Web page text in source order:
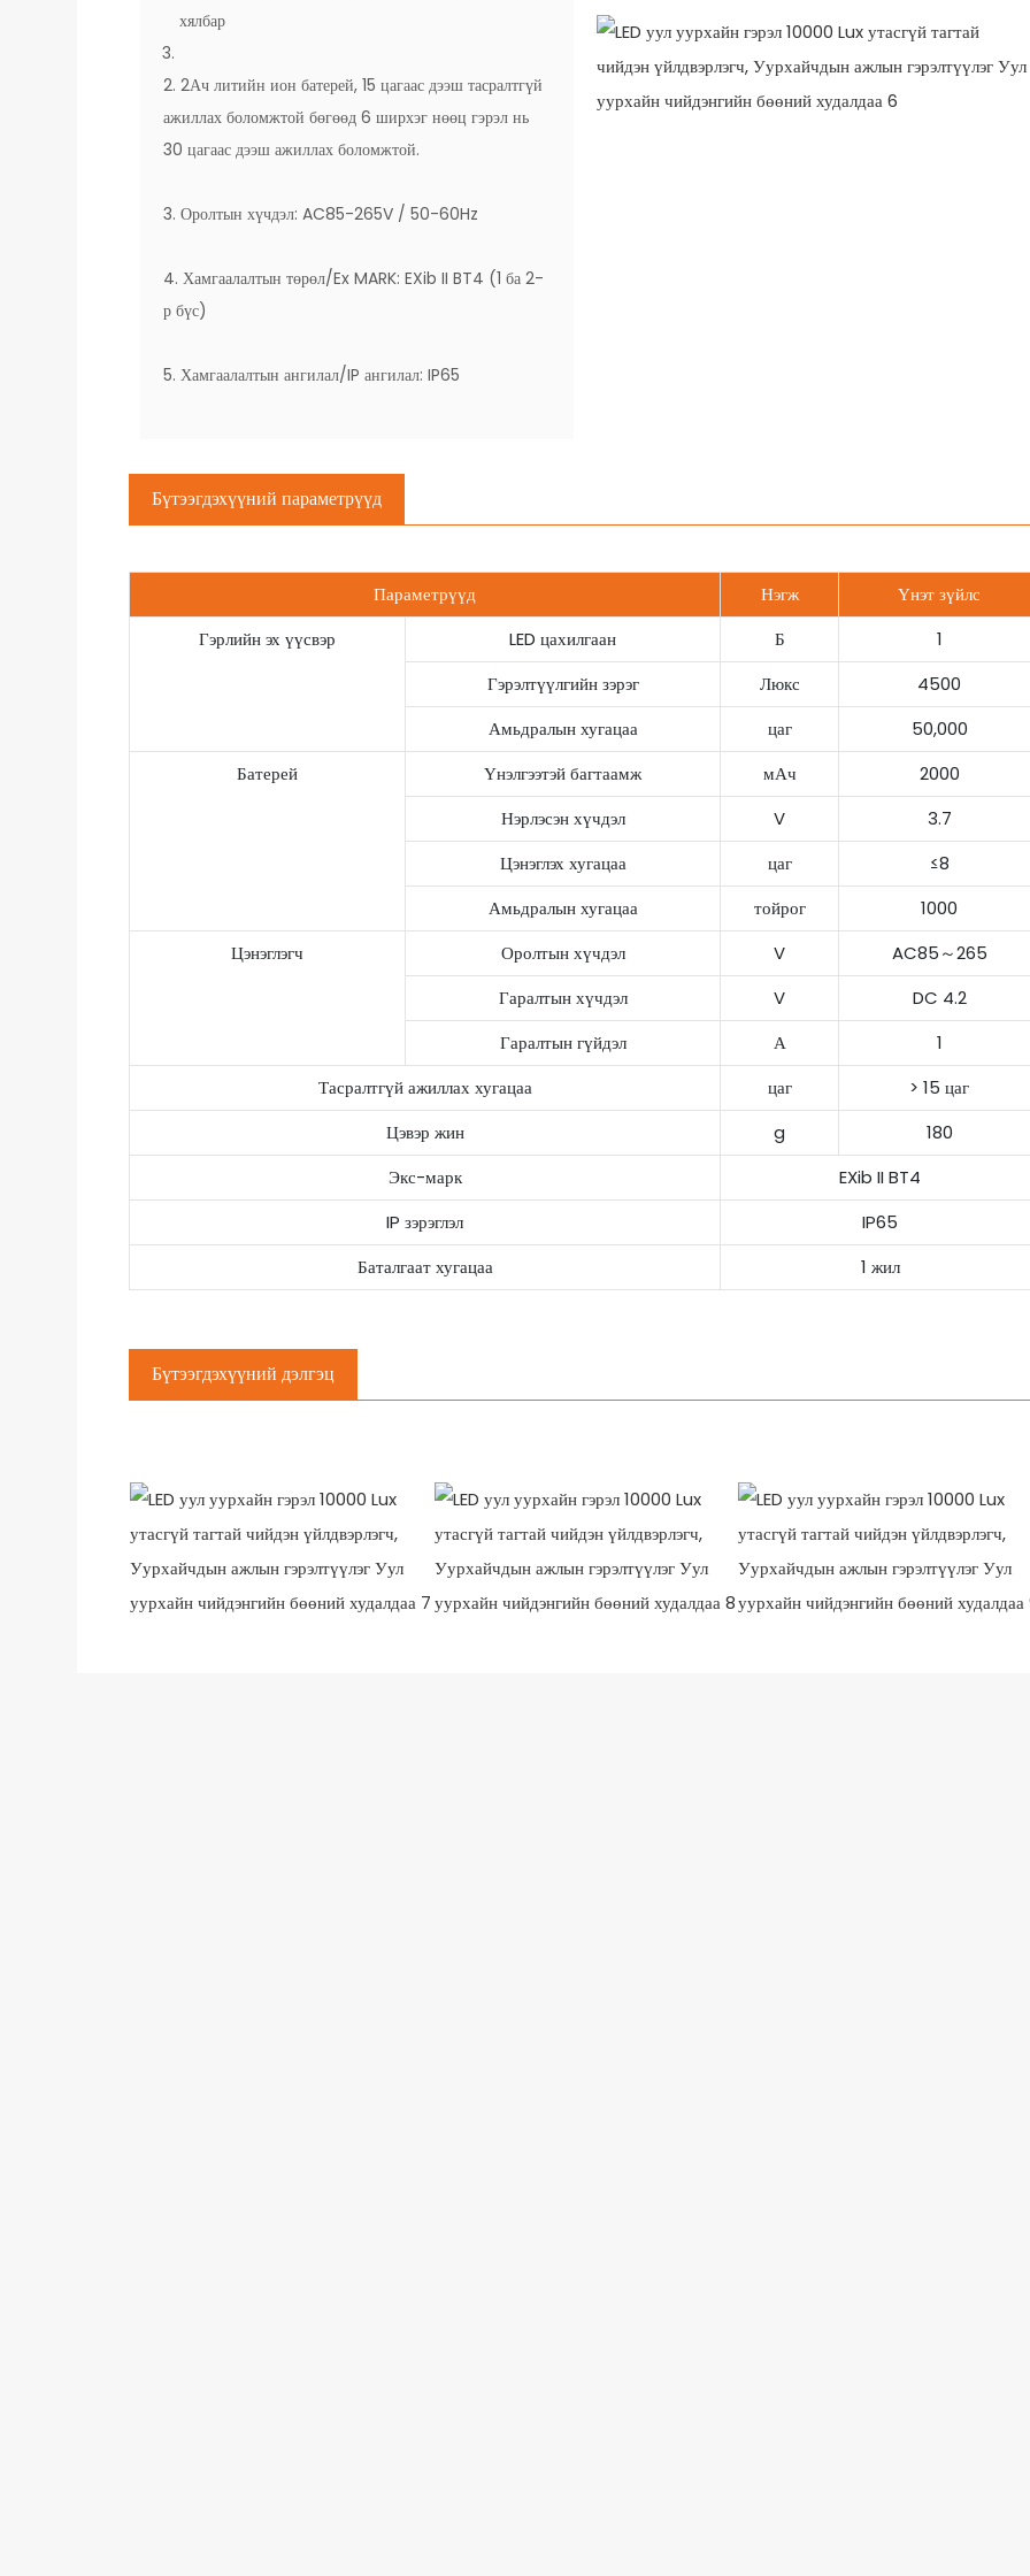
хялбар
2. 2Ач литийн ион батерей, 15 цагаас дээш тасралтгүй
ажиллах боломжтой бөгөөд 6 ширхэг нөөц гэрэл нь
30 цагаас дээш ажиллах боломжтой.
3. Оролтын хүчдэл: AC85-265V / 50-60Hz
4. Хамгаалалтын төрөл/Ex MARK: EXib II BT4 (1 ба 2-
р бүс)
5. Хамгаалалтын ангилал/IP ангилал: IP65
Бүтээгдэхүүний параметрүүд
Параметрүүд Нэгж
Үнэт зүйлс
Гэрлийн эх үүсвэр
LED цахилгаан Б
1
Гэрэлтүүлгийн зэрэг
Люкс
4500
Амьдралын хугацаа
цаг
50,000
Батерей
Үнэлгээтэй багтаамж мАч
2000
Нэрлэсэн хүчдэл
V
3.7
Цэнэглэх хугацаа
цаг
≤8
Амьдралын хугацаа
тойрог
1000
Цэнэглэгч
Оролтын хүчдэл V
AC85～265
Гаралтын хүчдэл
V
DC 4.2
Гаралтын гүйдэл
А
1
Тасралтгүй ажиллах хугацаа
цаг
> 15 цаг
Цэвэр жин
g
180
Экс-марк
EXib II BT4
IP зэрэглэл
IP65
Баталгаат хугацаа
1 жил
Бүтээгдэхүүний дэлгэц